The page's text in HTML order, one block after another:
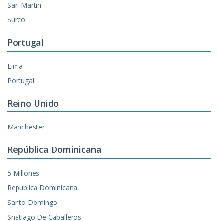
San Martin
Surco
Portugal
Lima
Portugal
Reino Unido
Manchester
República Dominicana
5 Millones
Republica Dominicana
Santo Domingo
Snatiago De Caballeros